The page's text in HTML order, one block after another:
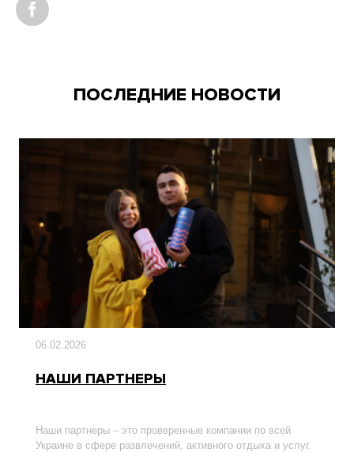
ПОСЛЕДНИЕ НОВОСТИ
06.02.2026
НАШИ ПАРТНЕРЫ
Наши партнеры – это проверенные компании по всей
Украине в сфере развлечений, активного отдыха и услуг.